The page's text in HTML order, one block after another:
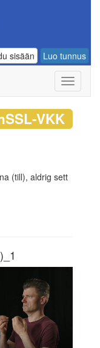
sisään Luo tunnus
VKK
(till), aldrig sett